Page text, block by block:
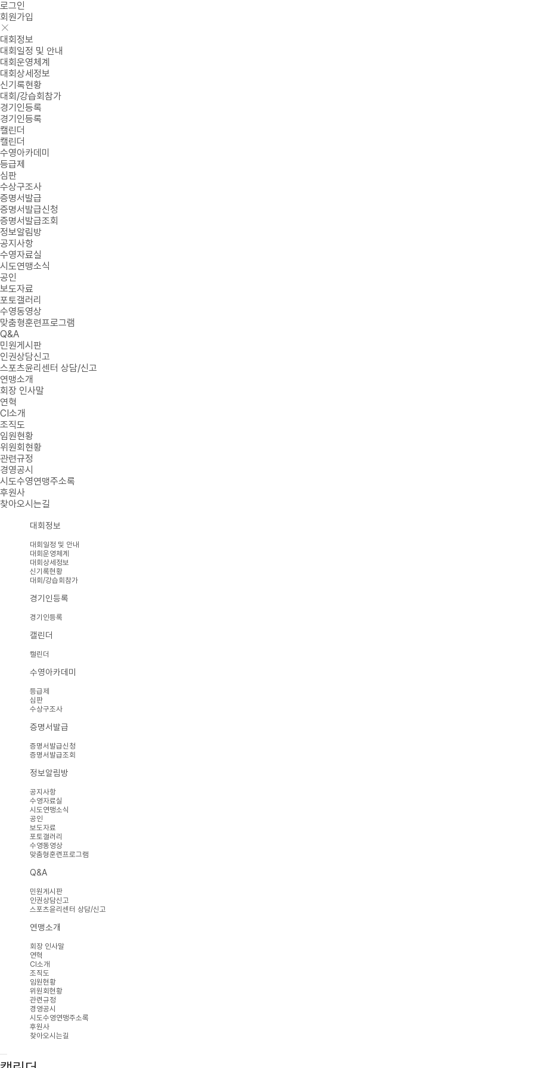
로그인
회원가입
대회정보
대회일정 및 안내
대회운영체계
대회상세정보
신기록현황
대회/강습회참가
경기인등록
경기인등록
캘린더
캘린더
수영아카데미
등급제
심판
수상구조사
증명서발급
증명서발급신청
증명서발급조회
정보알림방
공지사항
수영자료실
시도연맹소식
공인
보도자료
포토갤러리
수영동영상
맞춤형훈련프로그램
Q&A
민원게시판
인권상담신고
스포츠윤리센터 상담/신고
연맹소개
회장 인사말
연혁
CI소개
조직도
임원현황
위원회현황
관련규정
경영공시
시도수영연맹주소록
후원사
찾아오시는길
대회정보
대회일정 및 안내
대회운영체계
대회상세정보
신기록현황
대회/강습회참가
경기인등록
경기인등록
캘린더
캘린더
수영아카데미
등급제
심판
수상구조사
증명서발급
증명서발급신청
증명서발급조회
정보알림방
공지사항
수영자료실
시도연맹소식
공인
보도자료
포토갤러리
수영동영상
맞춤형훈련프로그램
Q&A
민원게시판
인권상담신고
스포츠윤리센터 상담/신고
연맹소개
회장 인사말
연혁
CI소개
조직도
임원현황
위원회현황
관련규정
경영공시
시도수영연맹주소록
후원사
찾아오시는길